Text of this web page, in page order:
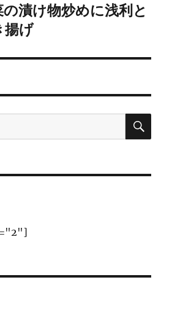
漬け物炒めに浅利と
揚げ
検